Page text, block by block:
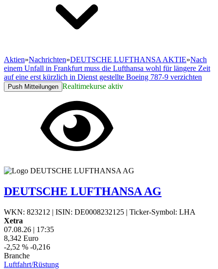
Aktien»Nachrichten»DEUTSCHE LUFTHANSA AKTIE»Nach
einem Unfall in Frankfurt muss die Lufthansa wohl für längere Zeit
auf eine erst kürzlich in Dienst gestellte Boeing 787-9 verzichten
Push Mitteilungen Realtimekurse aktiv
DEUTSCHE LUFTHANSA AG
WKN: 823212 | ISIN: DE0008232125 | Ticker-Symbol: LHA
Xetra
07.08.26 | 17:35
8,342 Euro
-2,52 % -0,216
Branche
Luftfahrt/Rüstung